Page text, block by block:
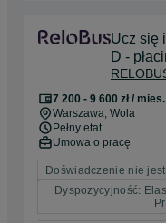
Ucz się
D -
7 200 - 9 600 zł /
Warszawa, Wola
Pełny etat
Umowa o pracę
Doświadczenie nie
Dyspozycyjność: